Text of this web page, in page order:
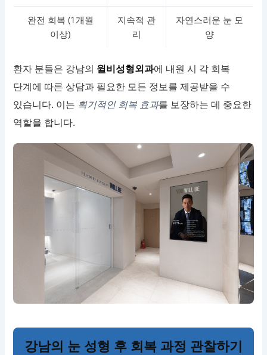
완전 회복 (1개월
이상)
지속적 관
리
자연스러운 눈 모
양
환자 분들은 강남의 윌비성형외과에 내원 시 각 회복
단계에 따른 상담과 필요한 모든 정보를 제공받을 수
있습니다. 이는 획기적인 회복 효과를 보장하는 데 중요한
역할을 합니다.
강남의 눈 성형 후 회복 과정 관찰하기